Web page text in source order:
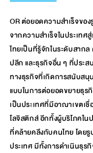
OR ต่อยอดความสำเร็จขอ
จากความสำเร็จในประเทศ
ไทยเป็นที่รู้จักในระดับสาก
ปลีก และธุรกิจอื่น ๆ ที่ประส
ทางธุรกิจที่เกิดการสนับสนุ
แบบในการต่อยอดขยายธุร
เป็นประเทศที่มีอาณาเขตเ
โลจิสติกส์ อีกทั้งผู้บริโภคใน
ที่คล้ายคลึงกับคนไทย โดยรู
ประเทศ มีทั้งการดำเนินธุร